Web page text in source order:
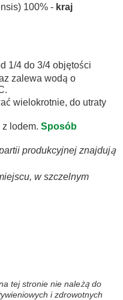
100% - kraj
1/4 do 3/4 objętości
zalewa wodą o
wielokrotnie, do utraty
lodem. Sposób
produkcyjnej znajdują
w szczelnym
tej stronie nie należą do
i zdrowotnych